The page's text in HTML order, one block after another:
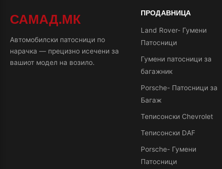
САМАД.МК
Автомобилски патосници по
нарачка — прецизно исечени за
вашиот модел на возило.
ПРОДАВНИЦА
Land Rover- Гумени
Патосници
Гумени патосници за
багажник
Porsche- Патосници за
Багаж
Теписонски Chevrolet
Теписонски DAF
Porsche- Гумени
Патосници